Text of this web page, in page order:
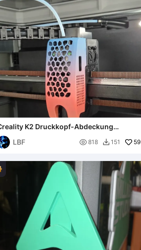
K2 Druckkopf-Abdeckung
Voronoi
LBF
 818  151 59